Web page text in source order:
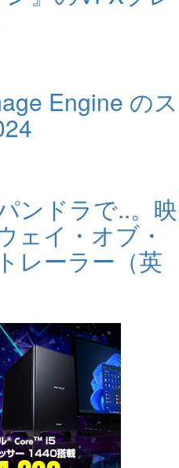
Engine のス
ンドラで..。映
ェイ・オブ・
レーラー（英